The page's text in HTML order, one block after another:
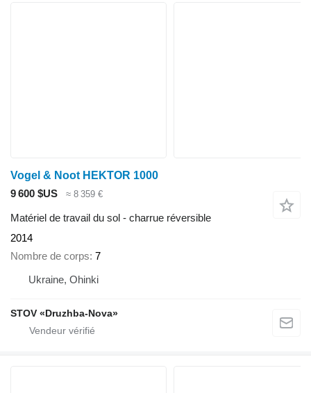
Vogel & Noot HEKTOR 1000
9 600 $US
≈ 8 359 €
Matériel de travail du sol - charrue réversible
2014
Nombre de corps 7
Ukraine, Ohinki
STOV «Druzhba-Nova»